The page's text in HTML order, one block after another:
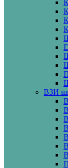
ВЗИ